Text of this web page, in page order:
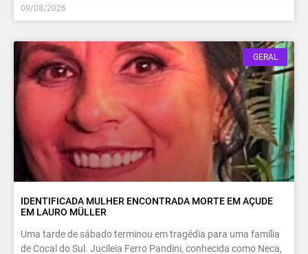
09/08/2026
GERAL
IDENTIFICADA MULHER ENCONTRADA MORTE EM AÇUDE
EM LAURO MÜLLER
Uma tarde de sábado terminou em tragédia para uma família
de Cocal do Sul. Jucileia Ferro Pandini, conhecida como Neca,